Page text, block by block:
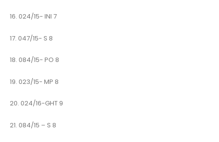
16. 024/15- INI 7
17. 047/15- S 8
18. 084/15- PO 8
19. 023/15- MP 8
20. 024/16-GHT 9
21. 084/15 – S 8